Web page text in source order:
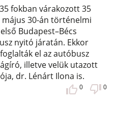
fokban várakozott 35
május 30-án történelmi
Budapest–Bécs
nyitó járatán. Ekkor
el az autóbusz
illetve velük utazott
dr. Lénárt Ilona is.
0 0